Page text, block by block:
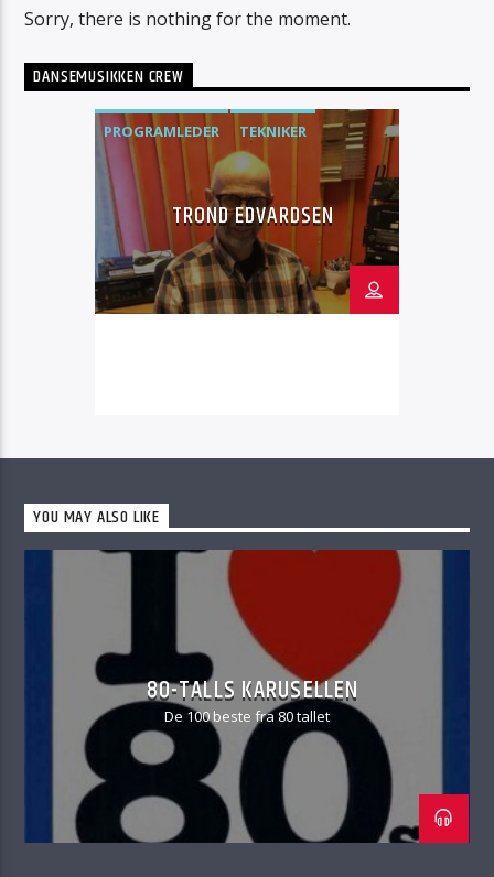
Sorry, there is nothing for the moment.
DANSEMUSIKKEN CREW
PROGRAMLEDER TEKNIKER
TROND EDVARDSEN
YOU MAY ALSO LIKE
80-TALLS KARUSELLEN
De 100 beste fra 80 tallet